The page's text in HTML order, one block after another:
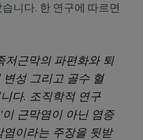
니다. 한 연구에 따르면
저근막의 파편화와 퇴
성 그리고 골수 혈
다. 조직학적 연구
근막염이 아닌 염증
이라는 주장을 뒷받